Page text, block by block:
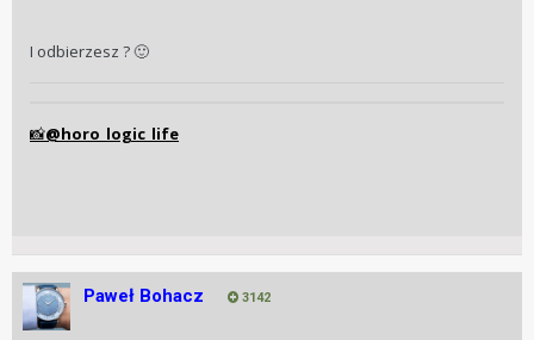
I odbierzesz ? 🙂
📸@horo_logic_life
Paweł Bohacz 3142